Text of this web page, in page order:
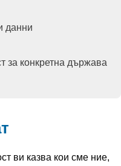
данни
за конкретна държава
ви казва кои сме ние,